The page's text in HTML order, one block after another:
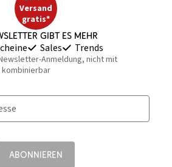
Versand
gratis*
gibt es mehr
Sales Trends
Anmeldung, nicht mit
kombinierbar
ABONNIEREN